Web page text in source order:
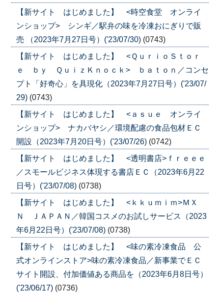
【新サイト はじめました】 <時空食堂 オンライ
ンショップ> シンギ／駅弁の味を冷凍おにぎりで販
売 （2023年7月27日号）('23/07/30) (0743)
【新サイト はじめました】 <ＱｕｒｉｏＳｔｏｒ
ｅ ｂｙ ＱｕｉｚＫｎｏｃｋ> ｂａｔｏｎ／コンセ
プト「好奇心」を具現化（2023年7月27日号）('23/07/
29) (0743)
【新サイト はじめました】 <ａｓｕｅ オンライ
ンショップ> ナカバヤシ／環境配慮の食品包材ＥＣ
開設（2023年7月20日号）('23/07/26) (0742)
【新サイト はじめました】 <透明書店>ｆｒｅｅｅ
／スモールビジネス体現する書店ＥＣ（2023年6月22
日号）('23/07/08) (0738)
【新サイト はじめました】 <ｋｋｕｍｉｍ>ＭＸ
Ｎ ＪＡＰＡＮ／韓国コスメのお試しサービス（2023
年6月22日号）('23/07/08) (0738)
【新サイト はじめました】 <味の素冷凍食品 公
式オンラインストア>味の素冷凍食品／新事業でＥＣ
サイト開設、付加価値ある商品を（2023年6月8日号）
('23/06/17) (0736)